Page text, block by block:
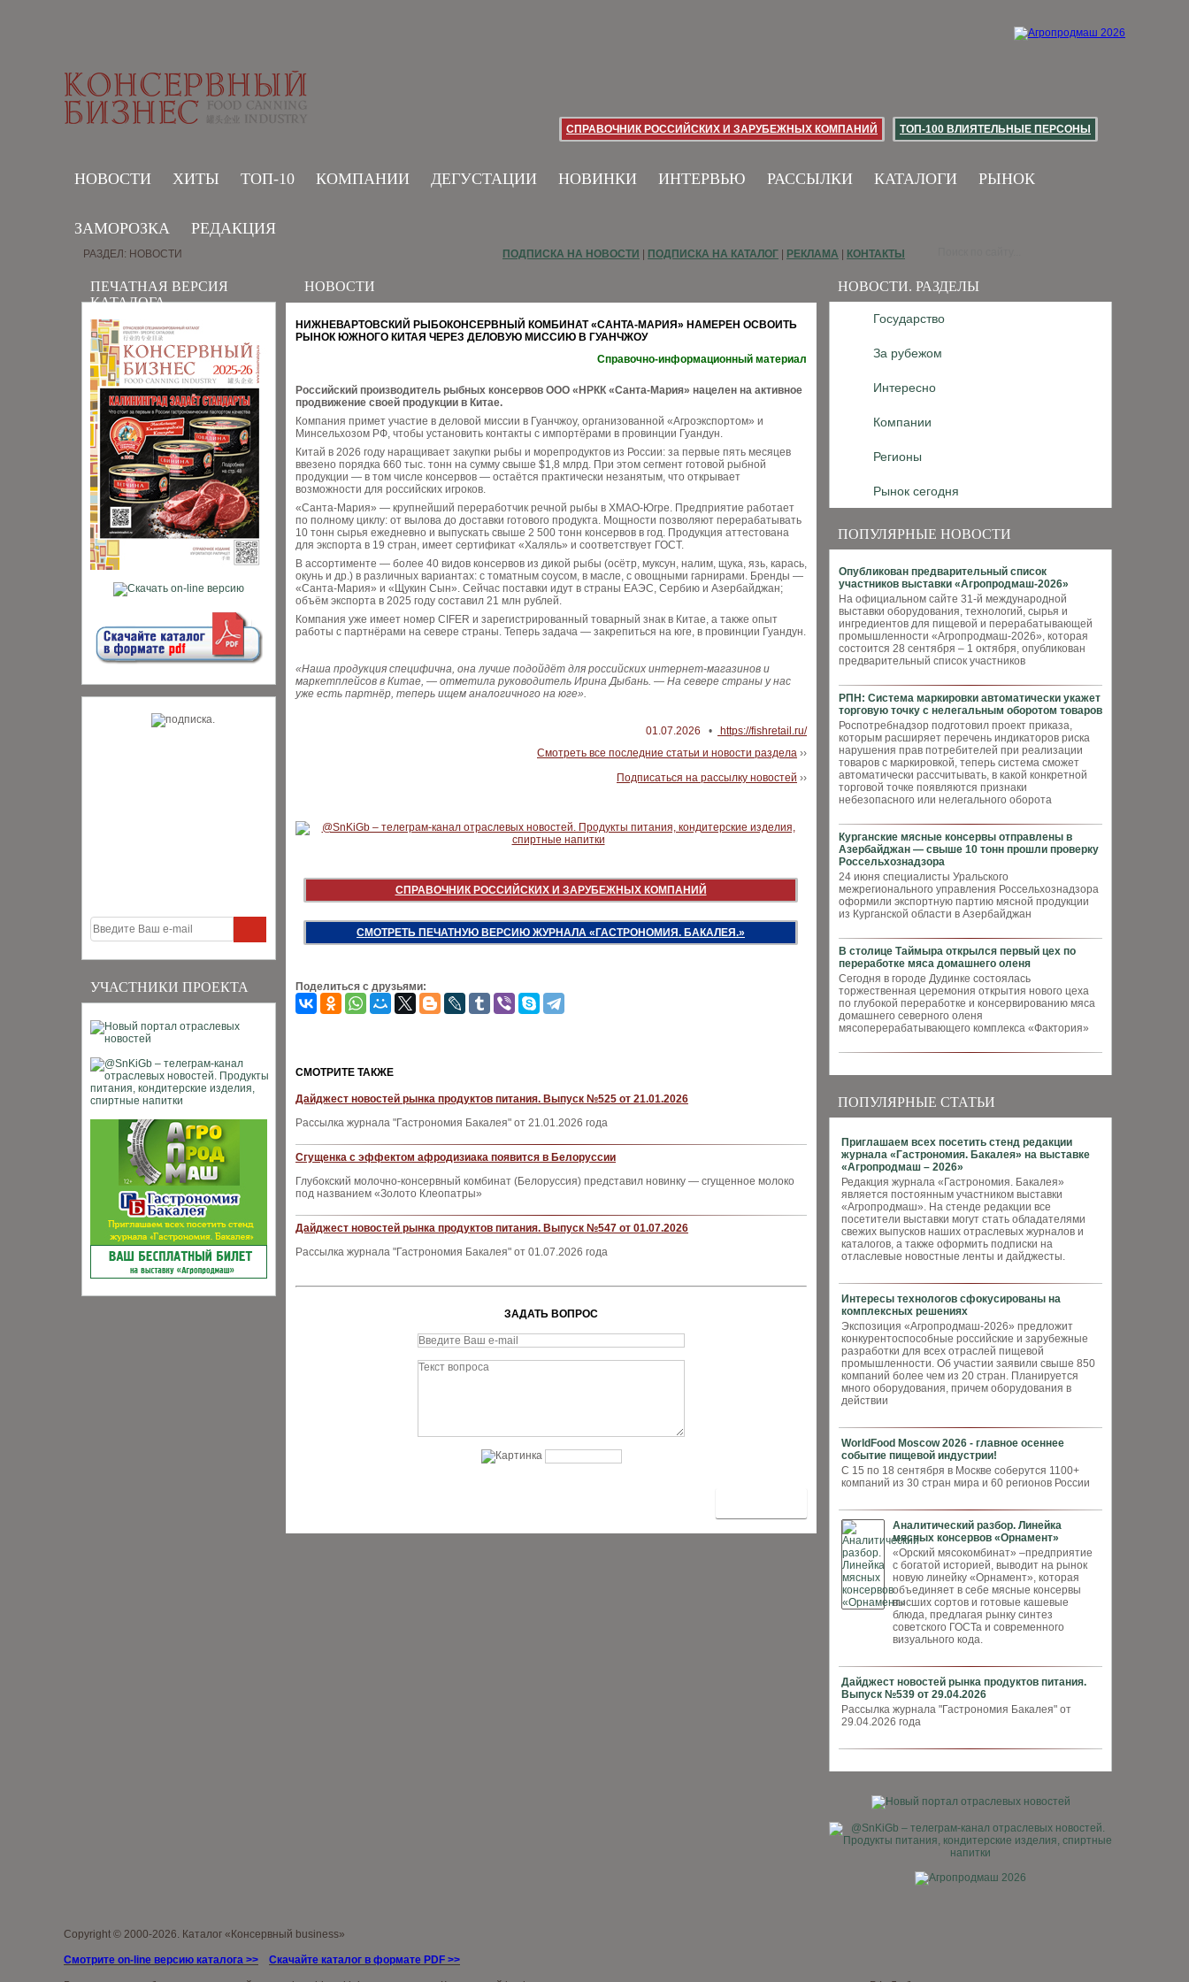
СПРАВОЧНИК РОССИЙСКИХ И ЗАРУБЕЖНЫХ КОМПАНИЙ ТОП-100 ВЛИЯТЕЛЬНЫЕ ПЕРСОНЫ
НОВОСТИ ХИТЫ ТОП-10 КОМПАНИИ ДЕГУСТАЦИИ НОВИНКИ ИНТЕРВЬЮ РАССЫЛКИ КАТАЛОГИ РЫНОК
ЗАМОРОЗКА РЕДАКЦИЯ
ПЕЧАТНАЯ ВЕРСИЯ
КАТАЛОГА
УЧАСТНИКИ ПРОЕКТА
НОВОСТИ. РАЗДЕЛЫ
Государство
За рубежом
Интересно
Компании
Регионы
Рынок сегодня
ПОПУЛЯРНЫЕ НОВОСТИ
Опубликован предварительный список
участников выставки «Агропродмаш-2026»
На официальном сайте 31-й международной
выставки оборудования, технологий, сырья и
ингредиентов для пищевой и перерабатывающей
промышленности «Агропродмаш-2026», которая
состоится 28 сентября – 1 октября, опубликован
предварительный список участников
РПН: Система маркировки автоматически укажет
торговую точку с нелегальным оборотом товаров
Роспотребнадзор подготовил проект приказа,
которым расширяет перечень индикаторов риска
нарушения прав потребителей при реализации
товаров с маркировкой, теперь система сможет
автоматически рассчитывать, в какой конкретной
торговой точке появляются признаки
небезопасного или нелегального оборота
Курганские мясные консервы отправлены в
Азербайджан — свыше 10 тонн прошли проверку
Россельхознадзора
24 июня специалисты Уральского
межрегионального управления Россельхознадзора
оформили экспортную партию мясной продукции
из Курганской области в Азербайджан
В столице Таймыра открылся первый цех по
переработке мяса домашнего оленя
Сегодня в городе Дудинке состоялась
торжественная церемония открытия нового цеха
по глубокой переработке и консервированию мяса
домашнего северного оленя
мясоперерабатывающего комплекса «Фактория»
ПОПУЛЯРНЫЕ СТАТЬИ
Приглашаем всех посетить стенд редакции
журнала «Гастрономия. Бакалея» на выставке
«Агропродмаш – 2026»
Редакция журнала «Гастрономия. Бакалея»
является постоянным участником выставки
«Агропродмаш». На стенде редакции все
посетители выставки могут стать обладателями
свежих выпусков наших отраслевых журналов и
каталогов, а также оформить подписки на
отласлевые новостные ленты и дайджесты.
Интересы технологов сфокусированы на
комплексных решениях
Экспозиция «Агропродмаш-2026» предложит
конкурентоспособные российские и зарубежные
разработки для всех отраслей пищевой
промышленности. Об участии заявили свыше 850
компаний более чем из 20 стран. Планируется
много оборудования, причем оборудования в
действии
WorldFood Moscow 2026 - главное осеннее
событие пищевой индустрии!
С 15 по 18 сентября в Москве соберутся 1100+
компаний из 30 стран мира и 60 регионов России
Аналитический разбор. Линейка
мясных консервов «Орнамент»
«Орский мясокомбинат» –предприятие
с богатой историей, выводит на рынок
новую линейку «Орнамент», которая
объединяет в себе мясные консервы
высших сортов и готовые кашевые
блюда, предлагая рынку синтез
советского ГОСТа и современного
визуального кода.
Дайджест новостей рынка продуктов питания.
Выпуск №539 от 29.04.2026
Рассылка журнала "Гастрономия Бакалея" от
29.04.2026 года
РАЗДЕЛ: НОВОСТИ ПОДПИСКА НА НОВОСТИ ПОДПИСКА НА КАТАЛОГ РЕКЛАМА КОНТАКТЫ
НОВОСТИ
НИЖНЕВАРТОВСКИЙ РЫБОКОНСЕРВНЫЙ КОМБИНАТ «САНТА-МАРИЯ» НАМЕРЕН ОСВОИТЬ
РЫНОК ЮЖНОГО КИТАЯ ЧЕРЕЗ ДЕЛОВУЮ МИССИЮ В ГУАНЧЖОУ
Справочно-информационный материал
Российский производитель рыбных консервов ООО «НРКК «Санта-Мария» нацелен на активное
продвижение своей продукции в Китае.
Компания примет участие в деловой миссии в Гуанчжоу, организованной «Агроэкспортом» и
Минсельхозом РФ, чтобы установить контакты с импортёрами в провинции Гуандун.
Китай в 2026 году наращивает закупки рыбы и морепродуктов из России: за первые пять месяцев
ввезено порядка 660 тыс. тонн на сумму свыше $1,8 млрд. При этом сегмент готовой рыбной
продукции — в том числе консервов — остаётся практически незанятым, что открывает
возможности для российских игроков.
«Санта-Мария» — крупнейший переработчик речной рыбы в ХМАО-Югре. Предприятие работает
по полному циклу: от вылова до доставки готового продукта. Мощности позволяют перерабатывать
10 тонн сырья ежедневно и выпускать свыше 2 500 тонн консервов в год. Продукция аттестована
для экспорта в 19 стран, имеет сертификат «Халяль» и соответствует ГОСТ.
В ассортименте — более 40 видов консервов из дикой рыбы (осётр, муксун, налим, щука, язь, карась,
окунь и др.) в различных вариантах: с томатным соусом, в масле, с овощными гарнирами. Бренды —
«Санта-Мария» и «Щукин Сын». Сейчас поставки идут в страны ЕАЭС, Сербию и Азербайджан;
объём экспорта в 2025 году составил 21 млн рублей.
Компания уже имеет номер CIFER и зарегистрированный товарный знак в Китае, а также опыт
работы с партнёрами на севере страны. Теперь задача — закрепиться на юге, в провинции Гуандун.
«Наша продукция специфична, она лучше подойдёт для российских интернет-магазинов и
маркетплейсов в Китае, — отметила руководитель Ирина Дыбань. — На севере страны у нас
уже есть партнёр, теперь ищем аналогичного на юге».
01.07.2026 •
https://fishretail.ru/
Смотреть все последние статьи и новости раздела ››
Подписаться на рассылку новостей ››
СПРАВОЧНИК РОССИЙСКИХ И ЗАРУБЕЖНЫХ КОМПАНИЙ
СМОТРЕТЬ ПЕЧАТНУЮ ВЕРСИЮ ЖУРНАЛА «ГАСТРОНОМИЯ. БАКАЛЕЯ.»
Поделиться с друзьями:
CМОТРИТЕ ТАКЖЕ
Дайджест новостей рынка продуктов питания. Выпуск №525 от 21.01.2026
Рассылка журнала "Гастрономия Бакалея" от 21.01.2026 года
Сгущенка с эффектом афродизиака появится в Белоруссии
Глубокский молочно-консервный комбинат (Белоруссия) представил новинку — сгущенное молоко
под названием «Золото Клеопатры»
Дайджест новостей рынка продуктов питания. Выпуск №547 от 01.07.2026
Рассылка журнала "Гастрономия Бакалея" от 01.07.2026 года
ЗАДАТЬ ВОПРОС
Copyright © 2000-2026. Каталог «Консервный business»
Смотрите on-line версию каталога >> Скачайте каталог в формате PDF >>